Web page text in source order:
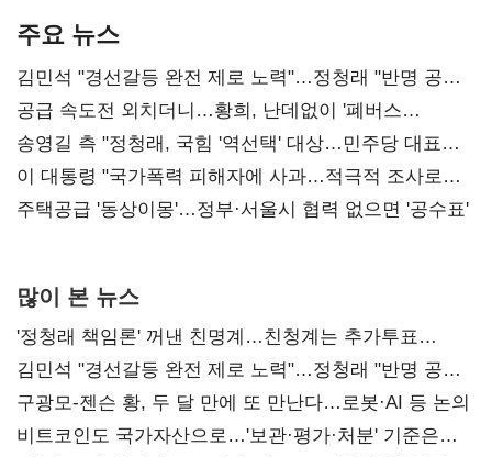
주요 뉴스
김민석 "경선갈등 완전 제로 노력"…정청래 "반명 공세
사과부터"
공급 속도전 외치더니…황희, 난데없이 '폐버스
리모델링' 제안
송영길 측 "정청래, 국힘 '역선택' 대상…민주당 대표로
총선 지휘 못해"
이 대통령 "국가폭력 피해자에 사과…적극적 조사로
진실 밝혀야"
주택공급 '동상이몽'…정부·서울시 협력 없으면 '공수표'
많이 본 뉴스
'정청래 책임론' 꺼낸 친명계…친청계는 추가투표
때리기
김민석 "경선갈등 완전 제로 노력"…정청래 "반명 공세
사과부터"
구광모-젠슨 황, 두 달 만에 또 만난다…로봇·AI 등 논의
비트코인도 국가자산으로…'보관·평가·처분' 기준은